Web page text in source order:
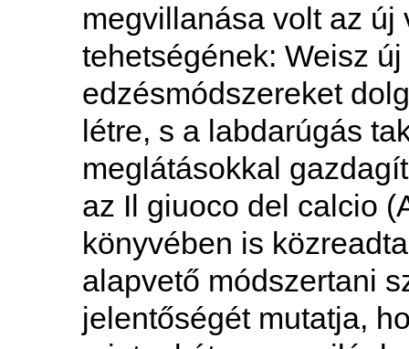
megvillanása volt az
tehetségének: Weisz
edzésmódszereket
létre, s a labdarúgás
meglátásokkal
az Il giuoco del calcio
könyvében is
alapvető módszertani
jelentőségét mutatja,